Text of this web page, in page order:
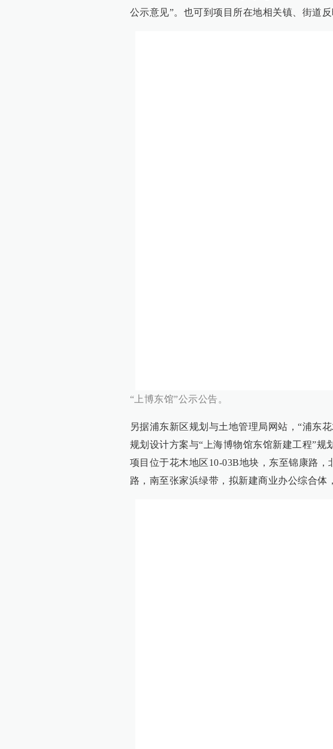
公示意见”。也可到项目所在地相关镇、街道反
“上博东馆”公示公告。
另据浦东新区规划与土地管理局网站，“浦东
规划设计方案与“上海博物馆东馆新建工程”规
项目位于花木地区10-03B地块，东至锦康路
路，南至张家浜绿带，拟新建商业办公综合体